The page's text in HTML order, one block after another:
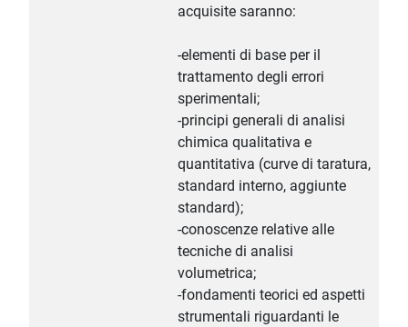
acquisite saranno:
-elementi di base per il
trattamento degli errori
sperimentali;
-principi generali di analisi
chimica qualitativa e
quantitativa (curve di taratura,
standard interno, aggiunte
standard);
-conoscenze relative alle
tecniche di analisi
volumetrica;
-fondamenti teorici ed aspetti
strumentali riguardanti le